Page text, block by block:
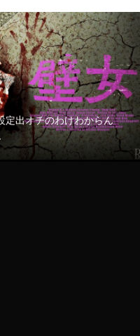
定出オチのわけわからん